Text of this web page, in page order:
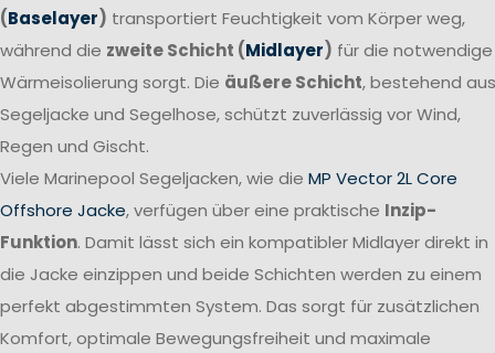
(Baselayer) transportiert Feuchtigkeit vom Körper weg,
während die zweite Schicht (Midlayer) für die notwendige
Wärmeisolierung sorgt. Die äußere Schicht, bestehend aus
Segeljacke und Segelhose, schützt zuverlässig vor Wind,
Regen und Gischt.
Viele Marinepool Segeljacken, wie die MP Vector 2L Core
Offshore Jacke, verfügen über eine praktische Inzip-
Funktion. Damit lässt sich ein kompatibler Midlayer direkt in
die Jacke einzippen und beide Schichten werden zu einem
perfekt abgestimmten System. Das sorgt für zusätzlichen
Komfort, optimale Bewegungsfreiheit und maximale